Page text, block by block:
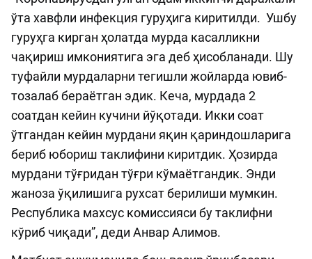
ўта хавфли инфекция гуруҳига киритилди. Ушбу
гуруҳга кирган ҳолатда мурда касалликни
чақириш имкониятига эга деб ҳисобланади. Шу
туфайли мурдаларни тегишли жойларда ювиб-
тозалаб бераётган эдик. Кеча, мурдада 2
соатдан кейин кучини йўқотади. Икки соат
ўтгандан кейин мурдани яқин қариндошларига
бериб юбориш таклифини киритдик. Ҳозирда
мурдани тўғридан тўғри кўмаётгандик. Энди
жаноза ўқилишига рухсат берилиши мумкин.
Республика махсус комиссияси бу таклифни
кўриб чиқади”, деди Анвар Алимов.